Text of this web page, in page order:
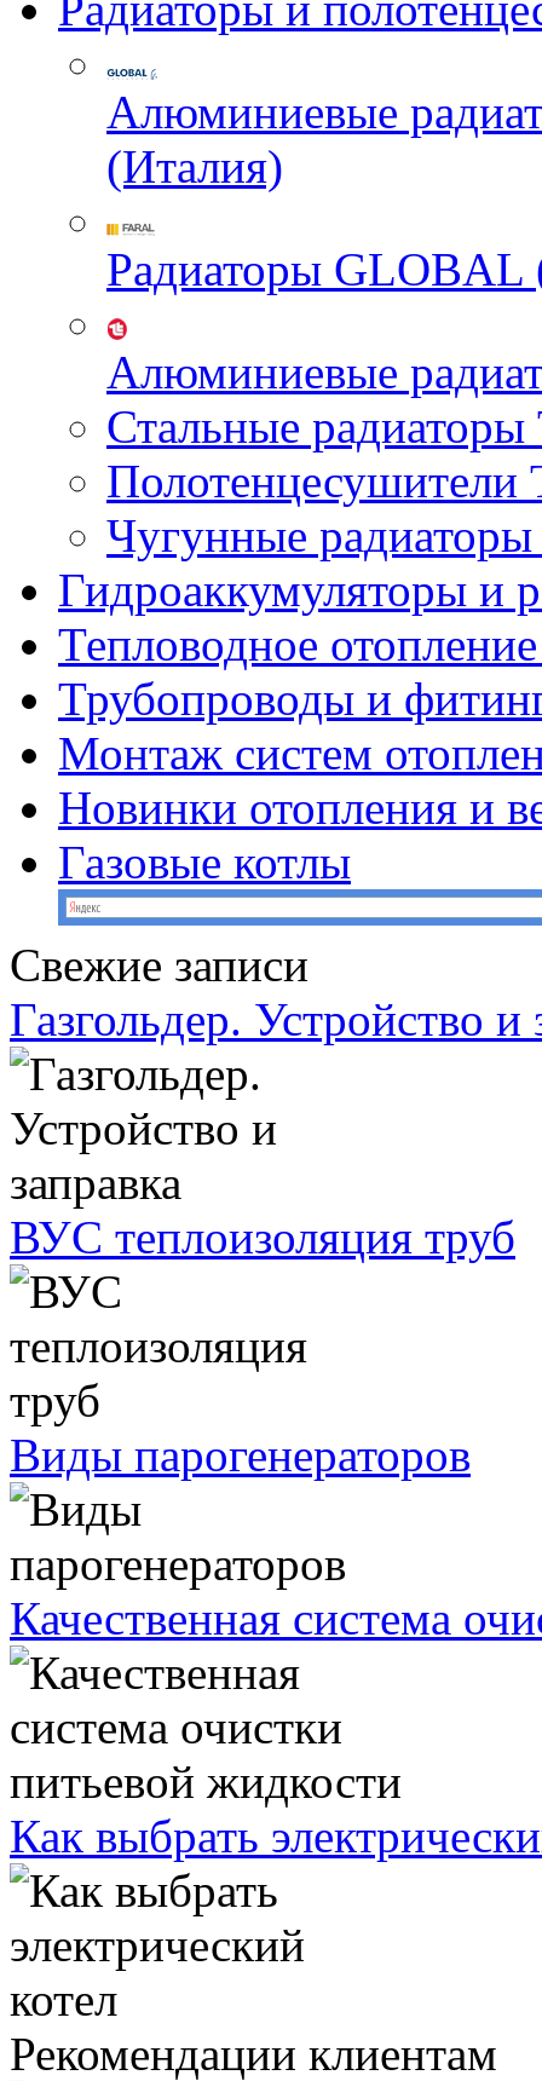
Алюминиевые
(Италия)
Радиаторы GLOBAL
Алюминиевые
Стальные
Чугунные
Гидроаккумуляторы и
Тепловодное
Трубопроводы и
Монтаж систем
Новинки отопления и
Газовые котлы
Свежие записи
Газгольдер. Устройство и
ВУС теплоизоляция труб
Виды парогенераторов
Качественная система
Как выбрать
Рекомендации клиентам